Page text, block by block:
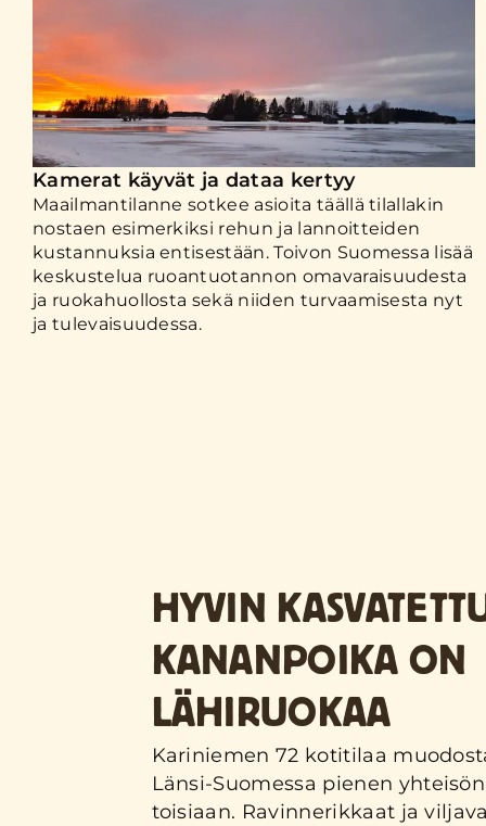
Kamerat käyvät ja dataa kertyy
Maailmantilanne sotkee asioita täällä tilallakin
nostaen esimerkiksi rehun ja lannoitteiden
kustannuksia entisestään. Toivon Suomessa lisää
keskustelua ruoantuotannon omavaraisuudesta
ja ruokahuollosta sekä niiden turvaamisesta nyt
ja tulevaisuudessa.
HYVIN
KANANPOIKA ON
LÄHIRUOKAA
Kariniemen 72 kotitilaa
Länsi-Suomessa pienen
toisiaan. Ravinnerikkaat ja